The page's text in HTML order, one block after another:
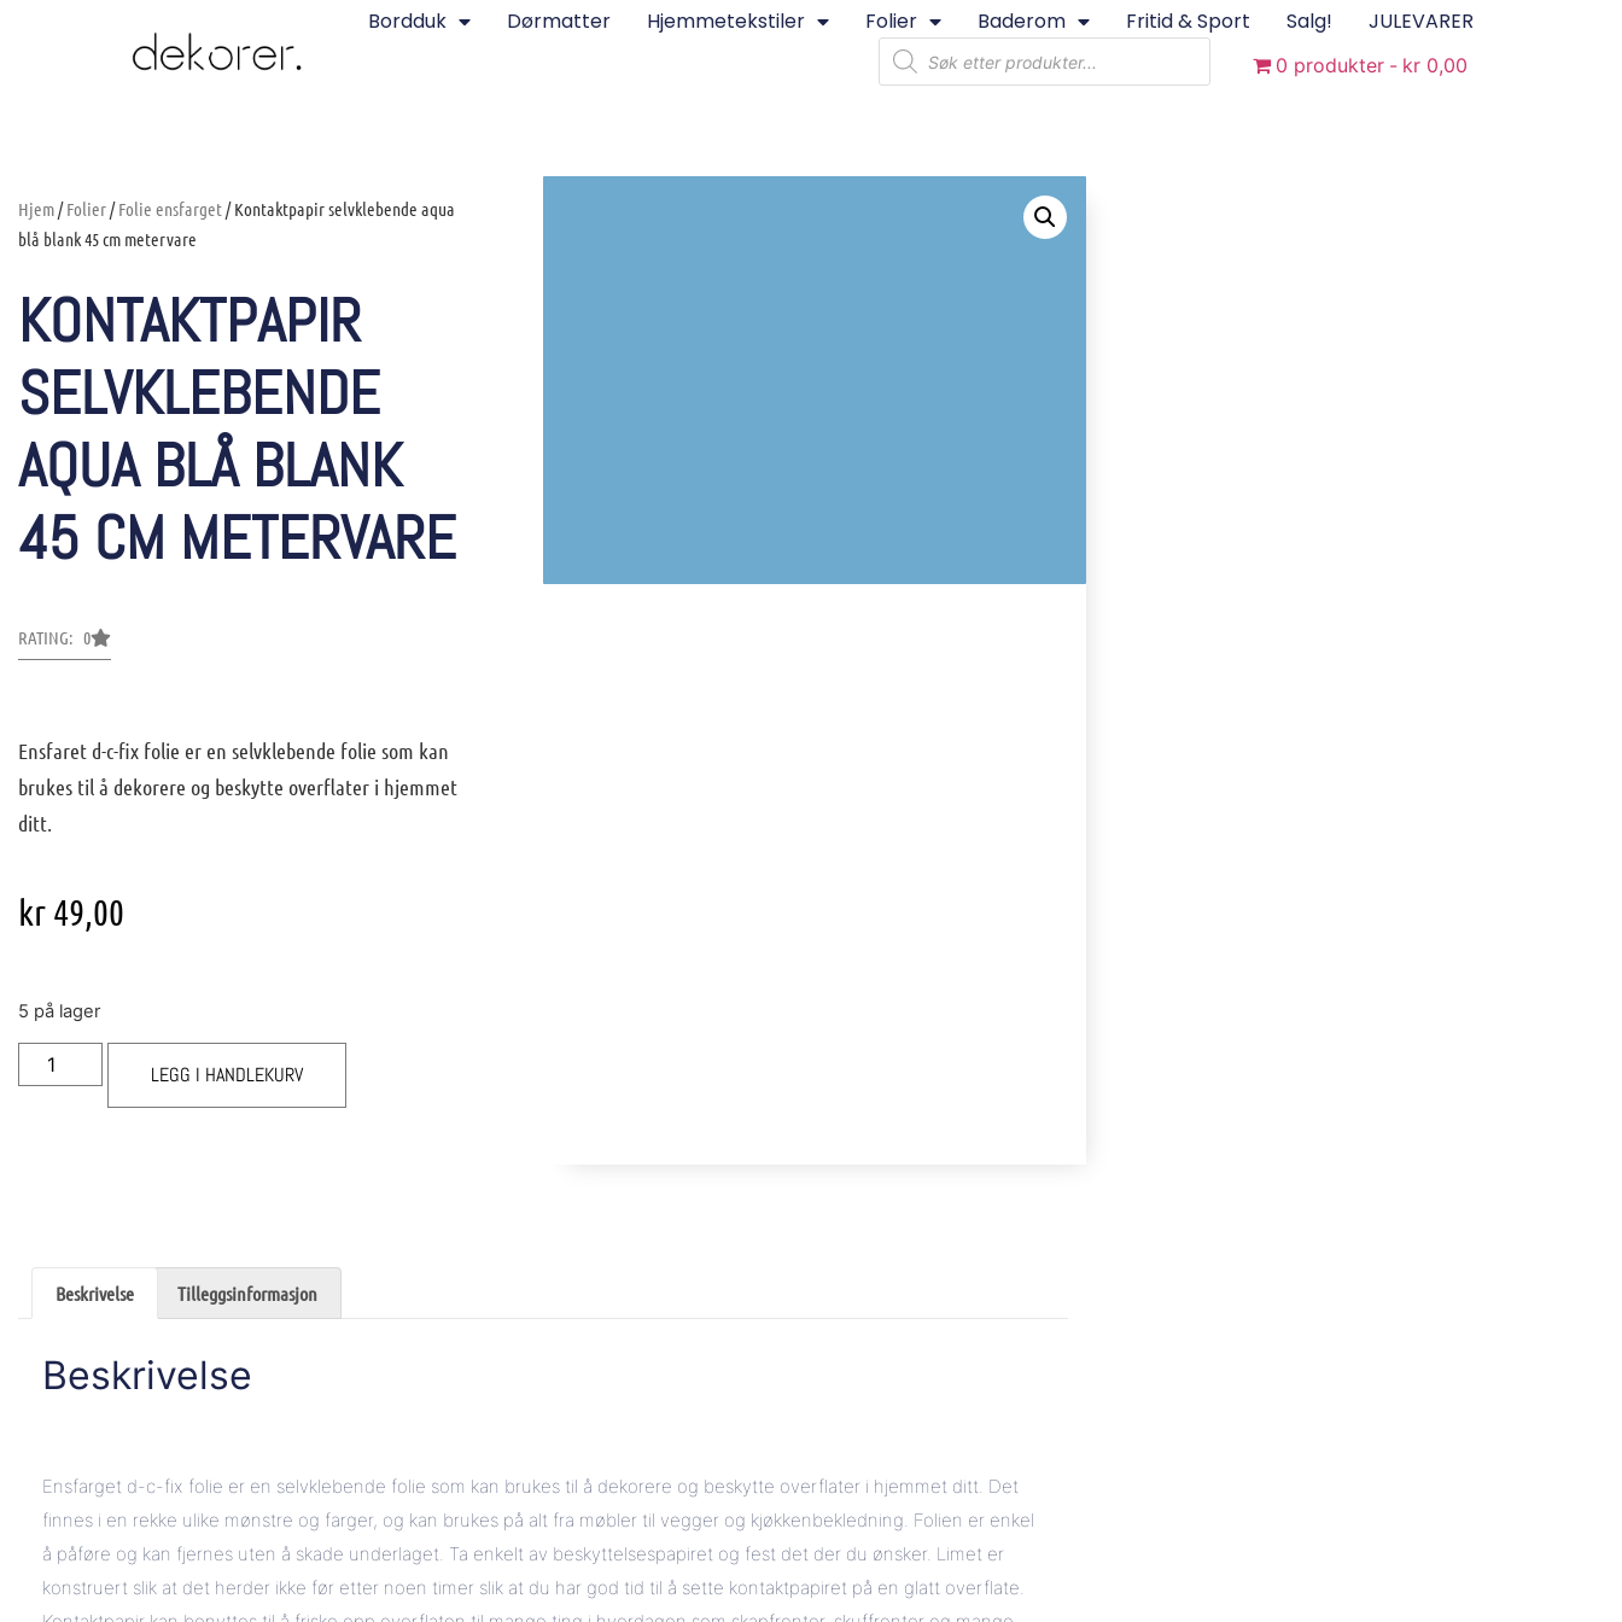
Bordduk Dørmatter Hjemmetekstiler Folier Baderom Fritid & Sport Salg! JULEVARER
0 produkter kr 0,00
Hjem/Folier/Folie ensfarget/ Kontaktpapir selvklebende aqua
blå blank 45 cm metervare
KONTAKTPAPIR
SELVKLEBENDE
AQUA BLÅ BLANK
45 CM METERVARE
RATING: 0
Ensfaret d-c-fix folie er en selvklebende folie som kan
brukes til å dekorere og beskytte overflater i hjemmet
ditt.
kr49,00
5 på lager
LEGG I HANDLEKURV
Beskrivelse Tilleggsinformasjon
Beskrivelse
Ensfarget d-c-fix folie er en selvklebende folie som kan brukes til å dekorere og beskytte overflater i hjemmet ditt. Det
finnes i en rekke ulike mønstre og farger, og kan brukes på alt fra møbler til vegger og kjøkkenbekledning. Folien er enkel
å påføre og kan fjernes uten å skade underlaget. Ta enkelt av beskyttelsespapiret og fest det der du ønsker. Limet er
konstruert slik at det herder ikke før etter noen timer slik at du har god tid til å sette kontaktpapiret på en glatt overflate.